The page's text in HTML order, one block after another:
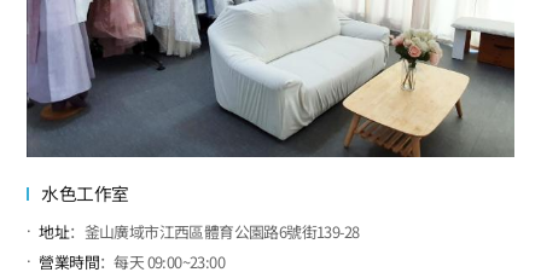
水色工作室
地址：釜山廣域市江西區體育公園路6號街139-28
營業時間：每天 09:00~23:00